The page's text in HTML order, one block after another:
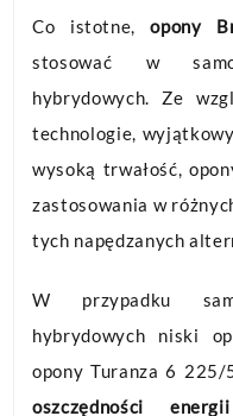
Co istotne,opony
stosować w
hybrydowych. Ze
technologie,
wysoką trwałość,
zastosowania w
tych napędzanych
W przypadku
hybrydowych niski
opony Turanza 6 225/
oszczędności energii